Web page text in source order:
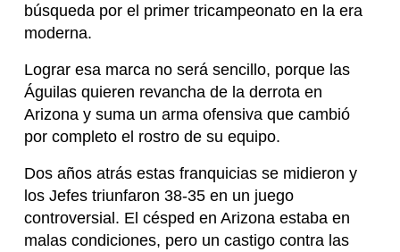
búsqueda por el primer tricampeonato en la era
moderna.
Lograr esa marca no será sencillo, porque las
Águilas quieren revancha de la derrota en
Arizona y suma un arma ofensiva que cambió
por completo el rostro de su equipo.
Dos años atrás estas franquicias se midieron y
los Jefes triunfaron 38-35 en un juego
controversial. El césped en Arizona estaba en
malas condiciones, pero un castigo contra las